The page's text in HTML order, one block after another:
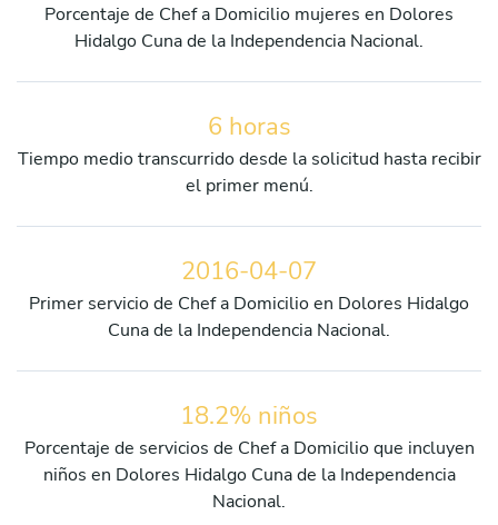
Porcentaje de Chef a Domicilio mujeres en Dolores
Hidalgo Cuna de la Independencia Nacional.
6 horas
Tiempo medio transcurrido desde la solicitud hasta recibir
el primer menú.
2016-04-07
Primer servicio de Chef a Domicilio en Dolores Hidalgo
Cuna de la Independencia Nacional.
18.2% niños
Porcentaje de servicios de Chef a Domicilio que incluyen
niños en Dolores Hidalgo Cuna de la Independencia
Nacional.